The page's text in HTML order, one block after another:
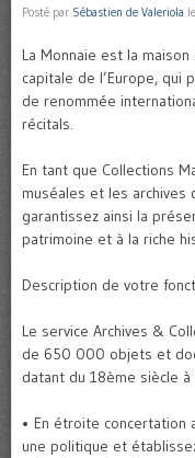
Posté par Sébastien de Valeriola le
La Monnaie est la
capitale de l’Europe,
de renommée
récitals.
En tant que Collections
muséales et les archives
garantissez ainsi la
patrimoine et à la riche
Description de votre
Le service Archives &
de 650 000 objets et
datant du 18ème siècle à
• En étroite concertation
une politique et